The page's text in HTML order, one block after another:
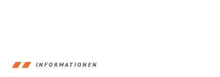
INFORMATIONEN